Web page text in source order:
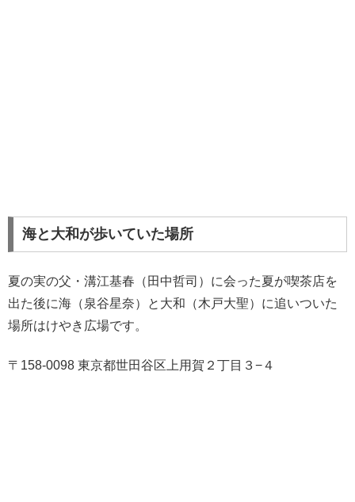
海と大和が歩いていた場所
夏の実の父・溝江基春（田中哲司）に会った夏が喫茶店を
出た後に海（泉谷星奈）と大和（木戸大聖）に追いついた
場所はけやき広場です。
〒158-0098 東京都世田谷区上用賀２丁目３−４